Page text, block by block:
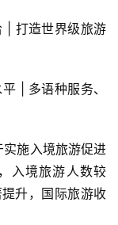
| 打造世界级旅游
| 多语种服务、
施入境旅游促进
入境旅游人数较
升，国际旅游收